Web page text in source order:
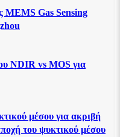
MEMS Gas Sensing
NDIR vs MOS για
μέσου για ακριβή
του ψυκτικού μέσου